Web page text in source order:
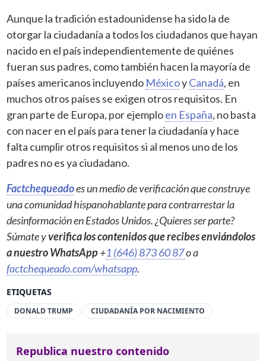
ETIQUETAS
DONALD TRUMP CIUDADANÍA POR NACIMIENTO
Aunque la tradición estadounidense ha sido la de
otorgar la ciudadanía a todos los ciudadanos que hayan
nacido en el país independientemente de quiénes
fueran sus padres, como también hacen la mayoría de
países americanos incluyendo MéxicoyCanadá, en
muchos otros países se exigen otros requisitos. En
gran parte de Europa, por ejemploen España, no basta
con nacer en el país para tener la ciudadanía y hace
falta cumplir otros requisitos si al menos uno de los
padres no es ya ciudadano.
Factchequeadoes un medio de verificación que construye
una comunidad hispanohablante para contrarrestar la
desinformación en Estados Unidos. ¿Quieres ser parte?
Súmate yverifica los contenidos que recibes enviándolos
a nuestro WhatsApp+1 (646) 873 60 87o a
factchequeado.com/whatsapp.
Republica nuestro contenido